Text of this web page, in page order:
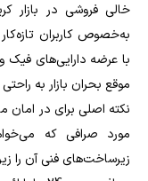
خالی فروشی در بازار
به‌خصوص کاربران
با عرضه دارایی‌های فیک
موقع بحران بازار به
نکته اصلی برای در
مورد صرافی که
زیرساخت‌های فنی آن را